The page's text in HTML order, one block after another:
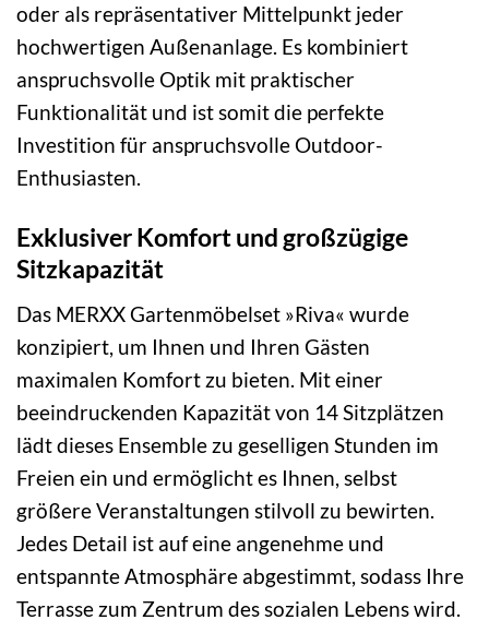
oder als repräsentativer Mittelpunkt jeder
hochwertigen Außenanlage. Es kombiniert
anspruchsvolle Optik mit praktischer
Funktionalität und ist somit die perfekte
Investition für anspruchsvolle Outdoor-
Enthusiasten.
Exklusiver Komfort und großzügige
Sitzkapazität
Das MERXX Gartenmöbelset »Riva« wurde
konzipiert, um Ihnen und Ihren Gästen
maximalen Komfort zu bieten. Mit einer
beeindruckenden Kapazität von 14 Sitzplätzen
lädt dieses Ensemble zu geselligen Stunden im
Freien ein und ermöglicht es Ihnen, selbst
größere Veranstaltungen stilvoll zu bewirten.
Jedes Detail ist auf eine angenehme und
entspannte Atmosphäre abgestimmt, sodass Ihre
Terrasse zum Zentrum des sozialen Lebens wird.